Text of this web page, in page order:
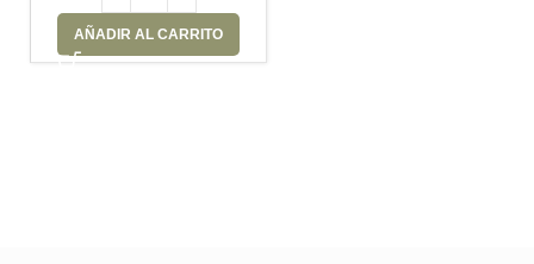
AÑADIR AL CARRITO